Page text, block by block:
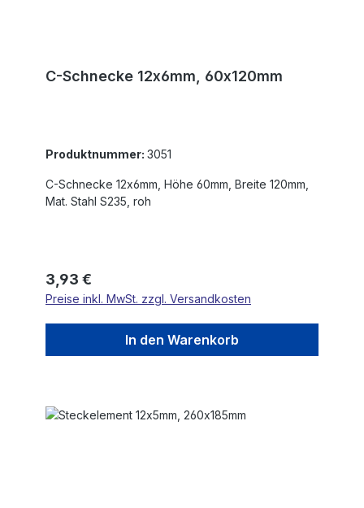
C-Schnecke 12x6mm, 60x120mm
Produktnummer: 3051
C-Schnecke 12x6mm, Höhe 60mm, Breite 120mm,
Mat. Stahl S235, roh
Regulärer Preis:
3,93 €
Preise inkl. MwSt. zzgl. Versandkosten
In den Warenkorb